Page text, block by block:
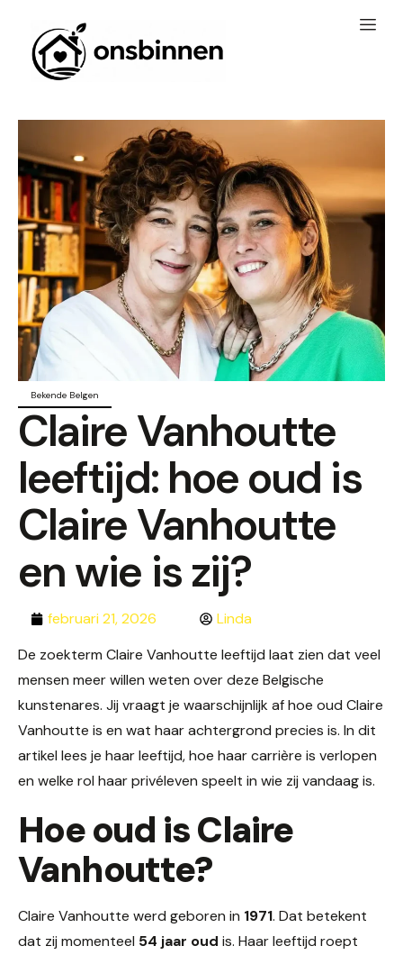
Bekende Belgen
Claire Vanhoutte
leeftijd: hoe oud is
Claire Vanhoutte
en wie is zij?
februari 21, 2026
Linda
De zoekterm Claire Vanhoutte leeftijd laat zien dat veel
mensen meer willen weten over deze Belgische
kunstenares. Jij vraagt je waarschijnlijk af hoe oud Claire
Vanhoutte is en wat haar achtergrond precies is. In dit
artikel lees je haar leeftijd, hoe haar carrière is verlopen
en welke rol haar privéleven speelt in wie zij vandaag is.
Hoe oud is Claire
Vanhoutte?
Claire Vanhoutte werd geboren in 1971. Dat betekent
dat zij momenteel 54 jaar oud is. Haar leeftijd roept